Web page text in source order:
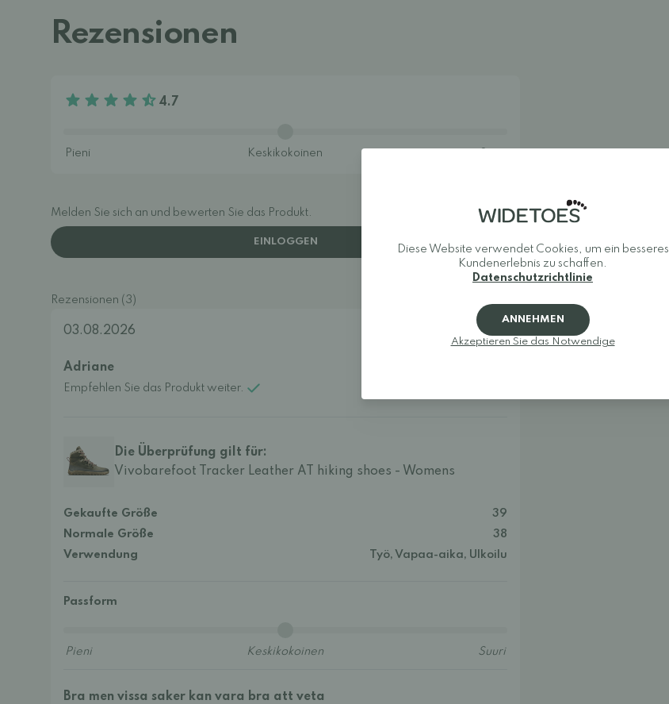
Rezensionen
4.7
Melden Sie sich an und bewerten Sie das Produkt.
EINLOGGEN
Rezensionen (3)
03.08.2026 (4)
Adriane
Empfehlen Sie das Produkt weiter.
Die Überprüfung gilt für:
Vivobarefoot Tracker Leather AT hiking shoes - Womens
Gekaufte Größe
39
Normale Größe
38
Verwendung
Työ, Vapaa-aika, Ulkoilu
Passform
Bra men vissa saker kan vara bra att veta
Diese Website verwendet Cookies, um ein besseres
Kundenerlebnis zu schaffen.
Datenschutzrichtlinie
ANNEHMEN
Akzeptieren Sie das Notwendige